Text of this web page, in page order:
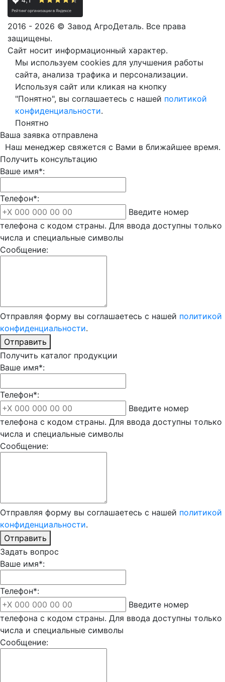
2016 - 2026 © Завод АгроДеталь. Все права
защищены.
Сайт носит информационный характер.
Мы используем cookies для улучшения работы
сайта, анализа трафика и персонализации.
Используя сайт или кликая на кнопку
"Понятно", вы соглашаетесь с нашей политикой
конфиденциальности.
Понятно
Ваша заявка отправлена
Наш менеджер свяжется с Вами в ближайшее время.
Получить консультацию
Ваше имя*:
Телефон*:
Введите номер
телефона с кодом страны. Для ввода доступны только
числа и специальные символы
Сообщение:
Отправляя форму вы соглашаетесь с нашей политикой
конфиденциальности.
Отправить
Получить каталог продукции
Ваше имя*:
Телефон*:
Введите номер
телефона с кодом страны. Для ввода доступны только
числа и специальные символы
Сообщение:
Отправляя форму вы соглашаетесь с нашей политикой
конфиденциальности.
Отправить
Задать вопрос
Ваше имя*:
Телефон*:
Введите номер
телефона с кодом страны. Для ввода доступны только
числа и специальные символы
Сообщение: